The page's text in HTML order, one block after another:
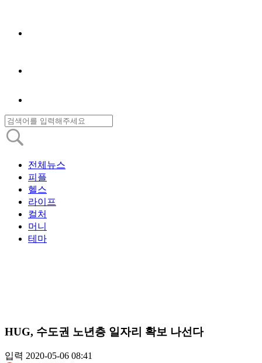
전체뉴스
피플
헬스
라이프
컬처
머니
테마
HUG, 수도권 노년층 일자리 확보 나선다
입력 2020-05-06 08:41